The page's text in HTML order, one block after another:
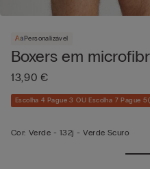
Personalizável
Boxers em
13,90 €
Escolha 4 Pague 3 OU Escolha 7 Pague 5
Cor: Verde - 132j - Verde Scuro